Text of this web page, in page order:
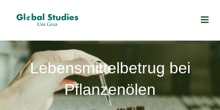
Lebensmittelbetrug bei
Pflanzenölen